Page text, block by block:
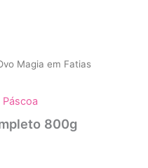
Magia em Fatias
Páscoa
800g